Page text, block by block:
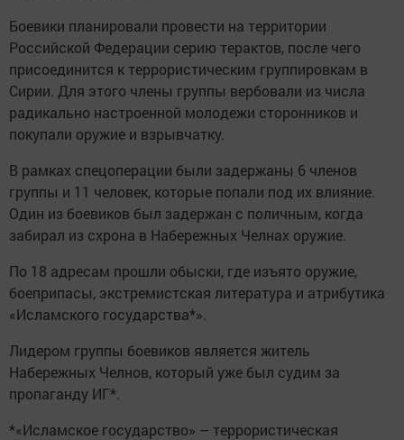
Боевики планировали провести на территории
Российской Федерации серию терактов, после чего
присоединится к террористическим группировкам в
Сирии. Для этого члены группы вербовали из числа
радикально настроенной молодежи сторонников и
покупали оружие и взрывчатку.
В рамках спецоперации были задержаны 6 членов
группы и 11 человек, которые попали под их влияние.
Один из боевиков был задержан с поличным, когда
забирал из схрона в Набережных Челнах оружие.
По 18 адресам прошли обыски, где изъято оружие,
боеприпасы, экстремистская литература и атрибутика
«Исламского государства*».
Лидером группы боевиков является житель
Набережных Челнов, который уже был судим за
пропаганду ИГ*.
*«Исламское государство» – террористическая